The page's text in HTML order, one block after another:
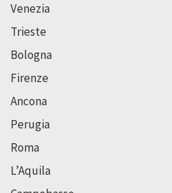
Venezia
Trieste
Bologna
Firenze
Ancona
Perugia
Roma
L’Aquila